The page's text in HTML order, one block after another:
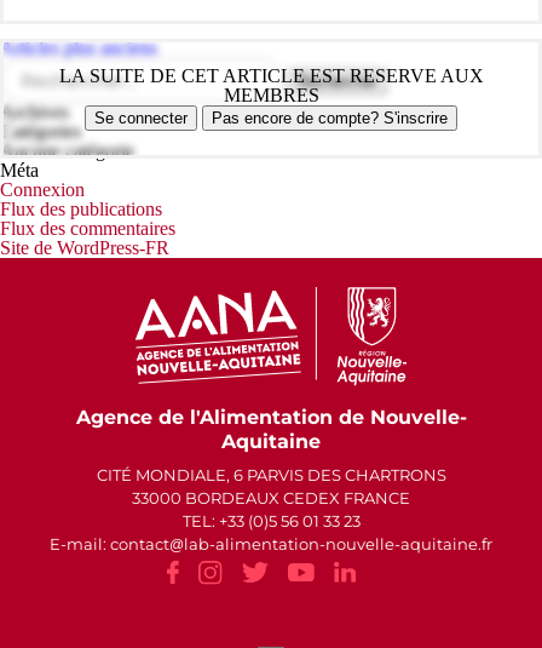
LA SUITE DE CET ARTICLE EST RESERVE AUX
MEMBRES
Se connecter Pas encore de compte? S'inscrire
Navigation
articles
Articles plus anciens
Rechercher :
Archives
Catégories
Aucune catégorie
Méta
Connexion
Flux des publications
Flux des commentaires
Site de WordPress-FR
Agence de l'Alimentation de Nouvelle-
Aquitaine
CITÉ MONDIALE, 6 PARVIS DES CHARTRONS
33000 BORDEAUX CEDEX FRANCE
TEL: +33 (0)5 56 01 33 23
E-mail: contact
lab-alimentation-nouvelle-aquitaine.fr